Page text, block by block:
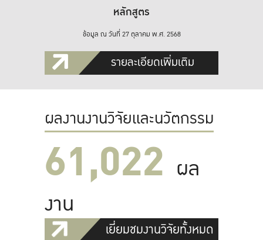
หลักสูตร
ข้อมูล ณ วันที่ 27 ตุลาคม พ.ศ. 2568
รายละเอียดเพิ่มเติม
ผลงานงานวิจัยและนวัตกรรม
61,022 ผล
งาน
เยี่ยมชมงานวิจัยทั้งหมด